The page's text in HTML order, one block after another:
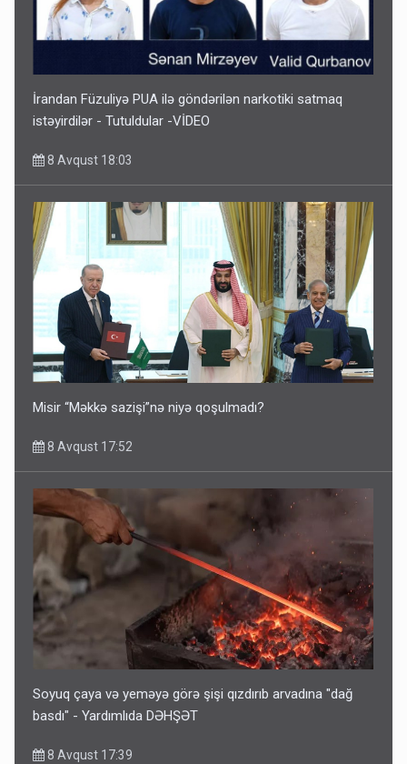
İrandan Füzuliyə PUA ilə göndərilən narkotiki satmaq
istəyirdilər - Tutuldular -VİDEO
8 Avqust 18:03
Misir “Məkkə sazişi”nə niyə qoşulmadı?
8 Avqust 17:52
Soyuq çaya və yeməyə görə şişi qızdırıb arvadına "dağ
basdı" - Yardımlıda DƏHŞƏT
8 Avqust 17:39